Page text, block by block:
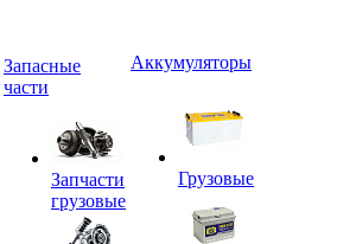
Запасные
части
Запчасти
грузовые
Аккумуляторы
Грузовые